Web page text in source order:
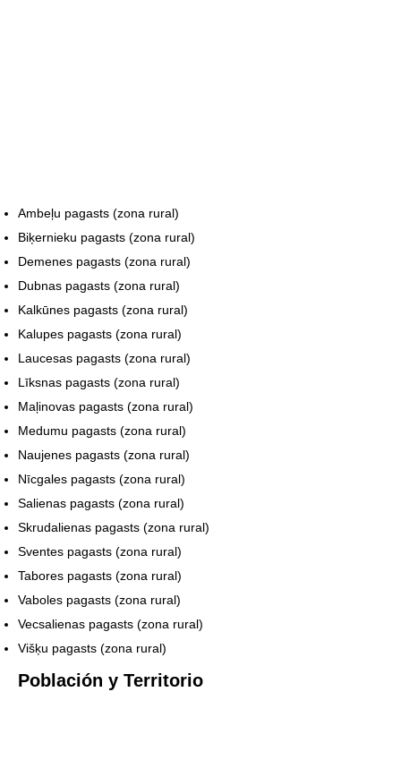
Ambeļu pagasts (zona rural)
Biķernieku pagasts (zona rural)
Demenes pagasts (zona rural)
Dubnas pagasts (zona rural)
Kalkūnes pagasts (zona rural)
Kalupes pagasts (zona rural)
Laucesas pagasts (zona rural)
Līksnas pagasts (zona rural)
Maļinovas pagasts (zona rural)
Medumu pagasts (zona rural)
Naujenes pagasts (zona rural)
Nīcgales pagasts (zona rural)
Salienas pagasts (zona rural)
Skrudalienas pagasts (zona rural)
Sventes pagasts (zona rural)
Tabores pagasts (zona rural)
Vaboles pagasts (zona rural)
Vecsalienas pagasts (zona rural)
Višķu pagasts (zona rural)
Población y Territorio